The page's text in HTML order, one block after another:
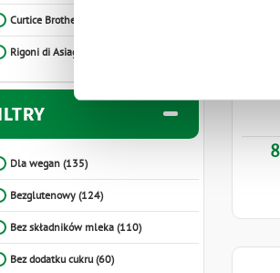
Curtice Brothers
Rigoni di Asiago
Dla wegan (135)
Bezglutenowy (124)
Bez składników mleka (110)
Bez dodatku cukru (60)